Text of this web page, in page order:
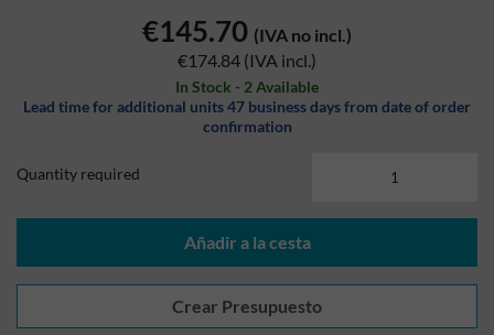
€145.70 (IVA no incl.)
€174.84 (IVA incl.)
In Stock - 2 Available
Lead time for additional units 47 business days from date of order
confirmation
Quantity required
Añadir a la cesta